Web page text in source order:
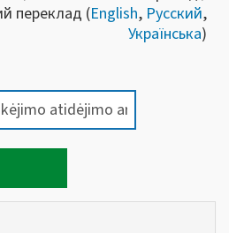
переклад (English, Русский,
Українська)